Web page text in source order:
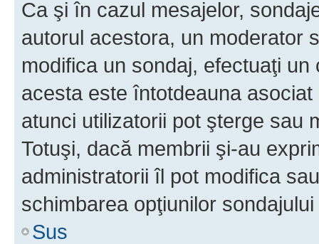
Ca şi în cazul mesajelor,
autorul acestora, un moderator
modifica un sondaj, efectuaţi
acesta este întotdeauna
atunci utilizatorii pot şterge sau
Totuşi, dacă membrii şi-au
administratorii îl pot modifica
schimbarea opţiunilor
Sus